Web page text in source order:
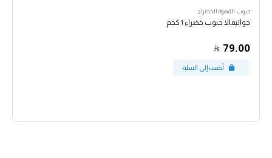
حبوب القهوة الخضراء
جواتيمالا حبوب خضراء 1 كجم
79.00